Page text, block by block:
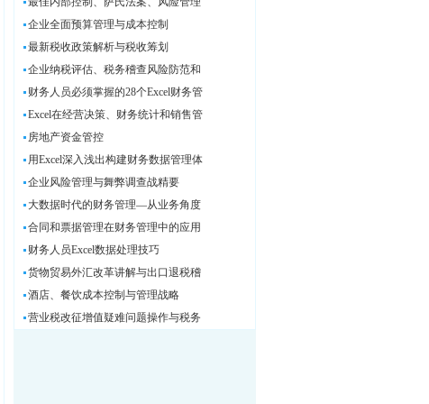
企业全面预算管理与成本控制
最新税收政策解析与税收筹划
企业纳税评估、税务稽查风险防范和
财务人员必须掌握的28个Excel财务管
Excel在经营决策、财务统计和销售管
房地产资金管控
用Excel深入浅出构建财务数据管理体
企业风险管理与舞弊调查战精要
大数据时代的财务管理—从业务角度
合同和票据管理在财务管理中的应用
财务人员Excel数据处理技巧
货物贸易外汇改革讲解与出口退税稽
酒店、餐饮成本控制与管理战略
营业税改征增值疑难问题操作与税务